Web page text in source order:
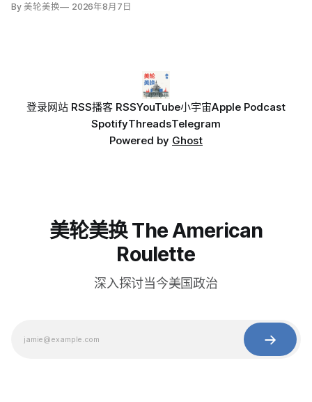
保护信托去年起诉称，政府未获国会许可便拆除东翼并开建约9
By 美轮美换 2026年8月7日
登录网站 RSS播客 RSSYouTube小宇宙Apple Podcast
SpotifyThreadsTelegram
Powered by Ghost
美轮美换 The American
Roulette
深入探讨当今美国政治